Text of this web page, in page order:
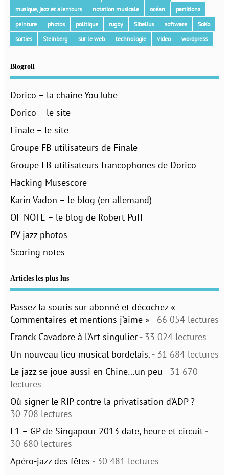
musique, jazz et alentours
notation musicale océan
partitions
peinture
photos politique rugby Sibelius software
SoKo
sorties
Steinberg sur le web technologie video wordpress
Blogroll
Dorico – la chaine YouTube
Dorico – le site
Finale – le site
Groupe FB utilisateurs de Finale
Groupe FB utilisateurs francophones de Dorico
Hacking Musescore
Karin Vadon – le blog (en allemand)
OF NOTE – le blog de Robert Puff
PV jazz photos
Scoring notes
Articles les plus lus
Passez la souris sur abonné et décochez «
Commentaires et mentions j’aime » - 66 054 lectures
Franck Cavadore à l’Art singulier - 33 024 lectures
Un nouveau lieu musical bordelais. - 31 684 lectures
Le jazz se joue aussi en Chine…un peu - 31 670
lectures
Où signer le RIP contre la privatisation d’ADP ? -
30 708 lectures
F1 – GP de Singapour 2013 date, heure et circuit -
30 680 lectures
Apéro-jazz des fêtes - 30 481 lectures